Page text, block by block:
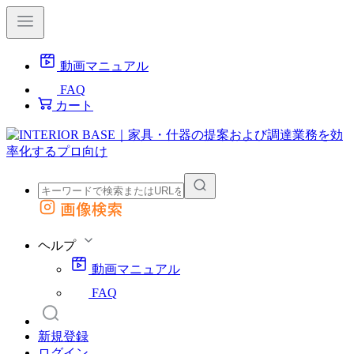
動画マニュアル
FAQ
カート
外部サイトの商品をカートに追加
画像検索
ヘルプ
動画マニュアル
FAQ
新規登録